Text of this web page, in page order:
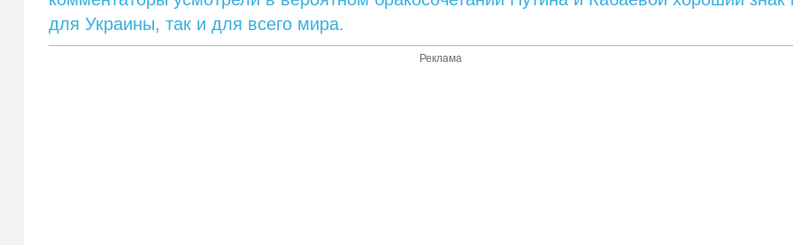
для Украины, так и для всего мира.
Реклама